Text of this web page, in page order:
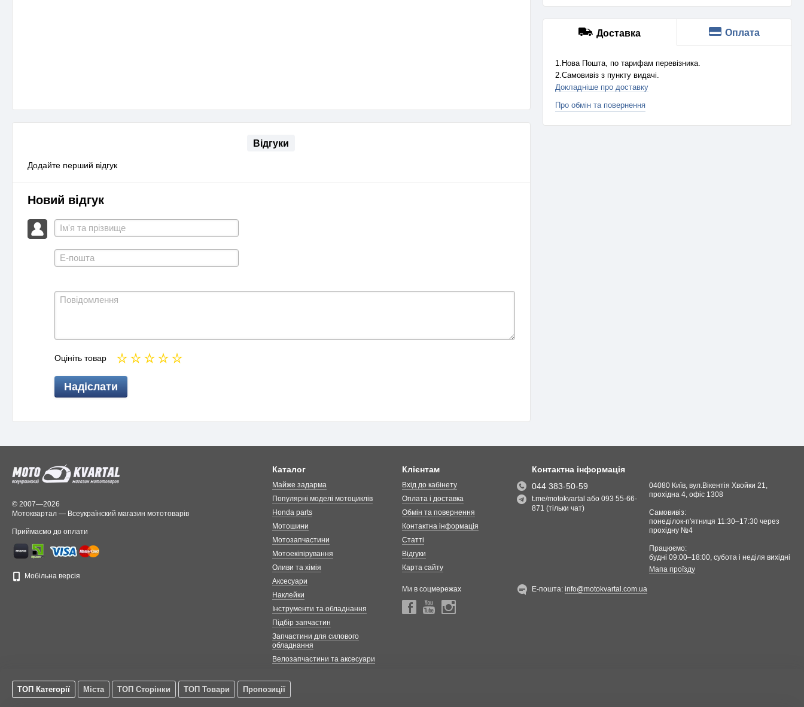
Відгуки
Додайте перший відгук
Новий відгук
Оцініть товар
Надіслати
Доставка Оплата
1.Нова Пошта, по тарифам перевізника.
2.Самовивіз з пункту видачі.
Докладніше про доставку
Про обмін та повернення
© 2007—2026
Мотоквартал — Всеукраїнский магазин мототоварів
Приймаємо до оплати
Мобільна версія
Каталог
Майже задарма
Популярні моделі мотоциклів
Honda parts
Мотошини
Мотозапчастини
Мотоекіпірування
Оливи та хімія
Аксесуари
Наклейки
Інструменти та обладнання
Підбір запчастин
Запчастини для силового
обладнання
Велозапчастини та аксесуари
Клієнтам
Вхід до кабінету
Оплата і доставка
Обмін та повернення
Контактна інформація
Статті
Відгуки
Карта сайту
Ми в соцмережах
Контактна інформація
044 383-50-59
t.me/motokvartal або 093 55-66-
871 (тільки чат)
04080 Київ, вул.Вікентія Хвойки 21,
прохідна 4, офіс 1308
Самовивіз:
понеділок-п'ятниця 11:30–17:30 через
прохідну №4
Працюємо:
будні 09:00–18:00, cубота і неділя вихідні
Мапа проїзду
Е-пошта:info@motokvartal.com.ua
ТОП Категорії Міста ТОП Сторінки ТОП Товари Пропозиції